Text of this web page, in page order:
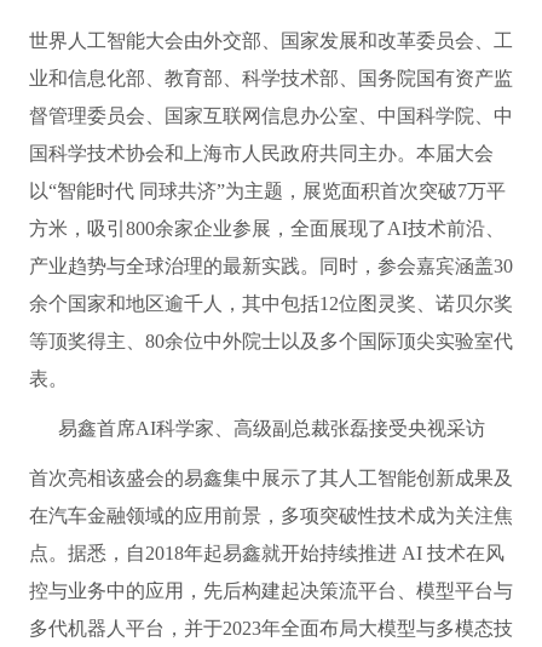
世界人工智能大会由外交部、国家发展和改革委员会、工
业和信息化部、教育部、科学技术部、国务院国有资产监
督管理委员会、国家互联网信息办公室、中国科学院、中
国科学技术协会和上海市人民政府共同主办。本届大会
以“智能时代 同球共济”为主题，展览面积首次突破7万平
方米，吸引800余家企业参展，全面展现了AI技术前沿、
产业趋势与全球治理的最新实践。同时，参会嘉宾涵盖30
余个国家和地区逾千人，其中包括12位图灵奖、诺贝尔奖
等顶奖得主、80余位中外院士以及多个国际顶尖实验室代
表。
易鑫首席AI科学家、高级副总裁张磊接受央视采访
首次亮相该盛会的易鑫集中展示了其人工智能创新成果及
在汽车金融领域的应用前景，多项突破性技术成为关注焦
点。据悉，自2018年起易鑫就开始持续推进 AI 技术在风
控与业务中的应用，先后构建起决策流平台、模型平台与
多代机器人平台，并于2023年全面布局大模型与多模态技